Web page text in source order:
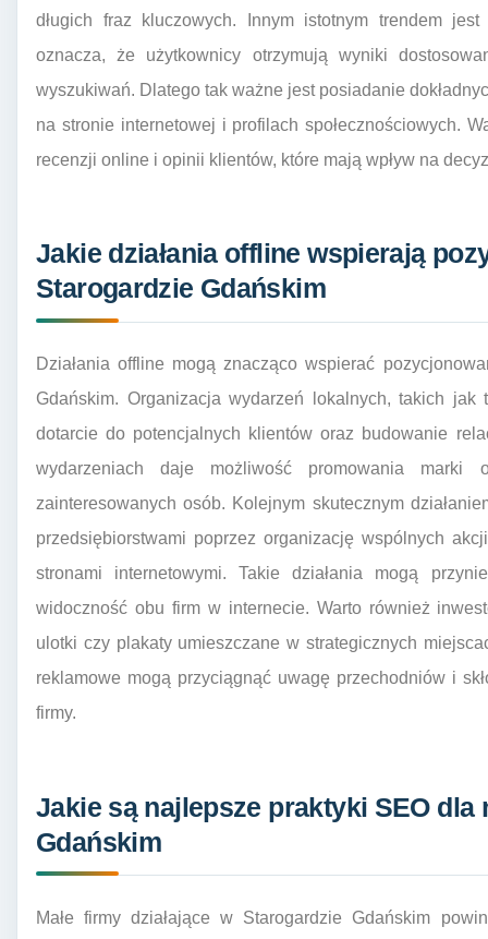
długich fraz kluczowych. Innym istotnym trendem
oznacza, że użytkownicy otrzymują wyniki
wyszukiwań. Dlatego tak ważne jest posiadanie
na stronie internetowej i profilach społecznościowych.
recenzji online i opinii klientów, które mają wpływ na
Jakie działania offline wspierają
Starogardzie Gdańskim
Działania offline mogą znacząco wspierać
Gdańskim. Organizacja wydarzeń lokalnych, takich
dotarcie do potencjalnych klientów oraz budowanie
wydarzeniach daje możliwość promowania marki
zainteresowanych osób. Kolejnym skutecznym
przedsiębiorstwami poprzez organizację wspólnych
stronami internetowymi. Takie działania mogą
widoczność obu firm w internecie. Warto również
ulotki czy plakaty umieszczane w strategicznych
reklamowe mogą przyciągnąć uwagę przechodniów i
firmy.
Jakie są najlepsze praktyki SEO dla
Gdańskim
Małe firmy działające w Starogardzie Gdańskim